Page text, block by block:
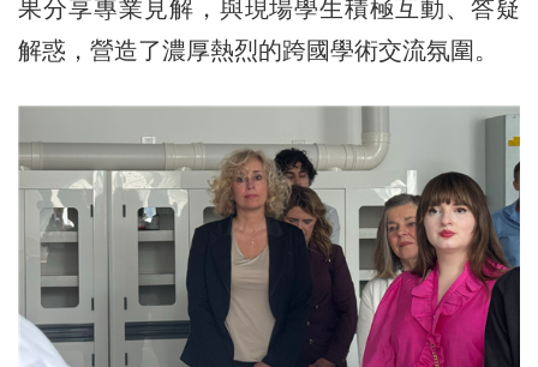
果分享專業見解，與現場學生積極互動、答疑
解惑，營造了濃厚熱烈的跨國學術交流氛圍。